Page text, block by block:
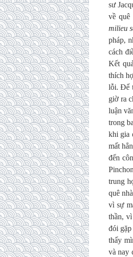
sư
về quê
milieu
pháp,
cách
Kết
thích
lỗi. Để
giờ ra
luận
trong
khi gia
mất
đến
trung
quê
vì sự
thần,
đói
thấy
và nay